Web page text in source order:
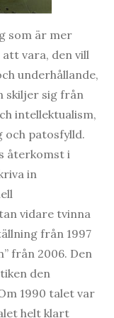
som är mer
vara, den vill
underhållande,
skiljer sig från
intellektualism,
och patosfylld.
återkomst i
in
vidare tvinna
från 1997
från 2006. Den
den
1990 talet var
helt klart